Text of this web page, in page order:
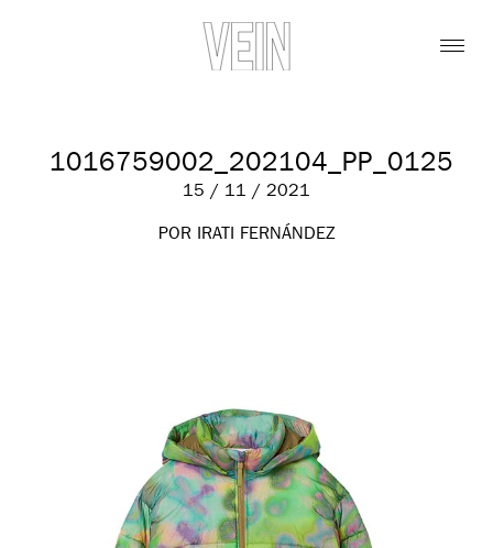
1016759002_202104_PP_0125
15 / 11 / 2021
POR IRATI FERNÁNDEZ